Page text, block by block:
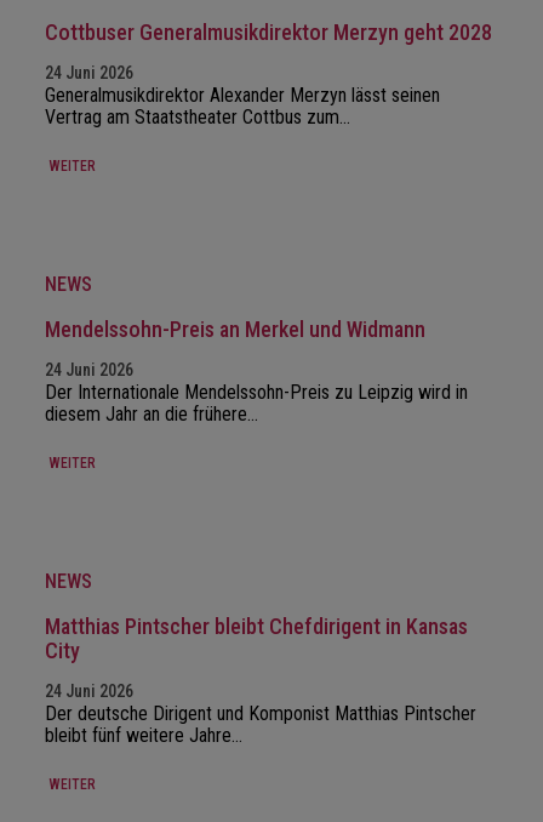
Cottbuser Generalmusikdirektor Merzyn geht 2028
24 Juni 2026
Generalmusikdirektor Alexander Merzyn lässt seinen
Vertrag am Staatstheater Cottbus zum…
WEITER
NEWS
Mendelssohn-Preis an Merkel und Widmann
24 Juni 2026
Der Internationale Mendelssohn-Preis zu Leipzig wird in
diesem Jahr an die frühere…
WEITER
NEWS
Matthias Pintscher bleibt Chefdirigent in Kansas
City
24 Juni 2026
Der deutsche Dirigent und Komponist Matthias Pintscher
bleibt fünf weitere Jahre…
WEITER